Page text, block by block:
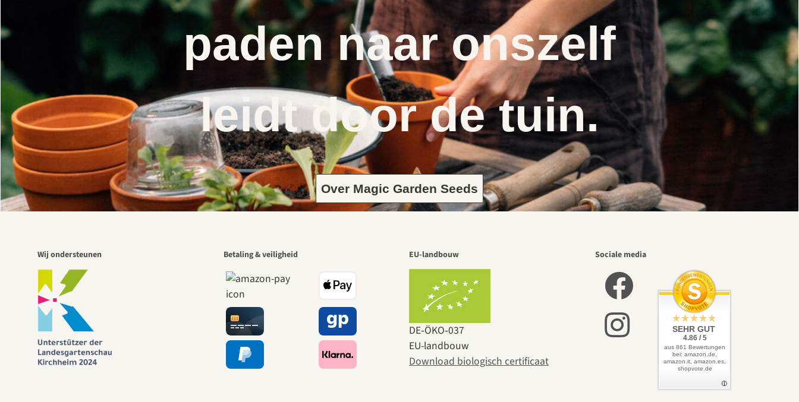
paden naar onszelf
leidt door de tuin.
Over Magic Garden Seeds
Wij ondersteunen Betaling & veiligheid EU-landbouw
DE‑ÖKO‑037
EU-landbouw
Download biologisch certificaat
Sociale media
SEHR GUT
4.86 / 5
aus 861 Bewertungen
bei: amazon.de,
amazon.it, amazon.es,
shopvote.de